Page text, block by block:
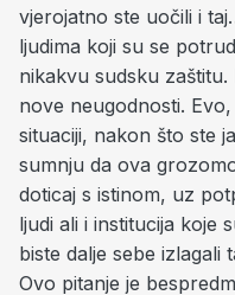
vjerojatno ste uočili i
ljudima koji su se
nikakvu sudsku
nove neugodnosti.
situaciji, nakon što ste
sumnju da ova
doticaj s istinom, uz
ljudi ali i institucija koje
biste dalje sebe izlagali
Ovo pitanje je